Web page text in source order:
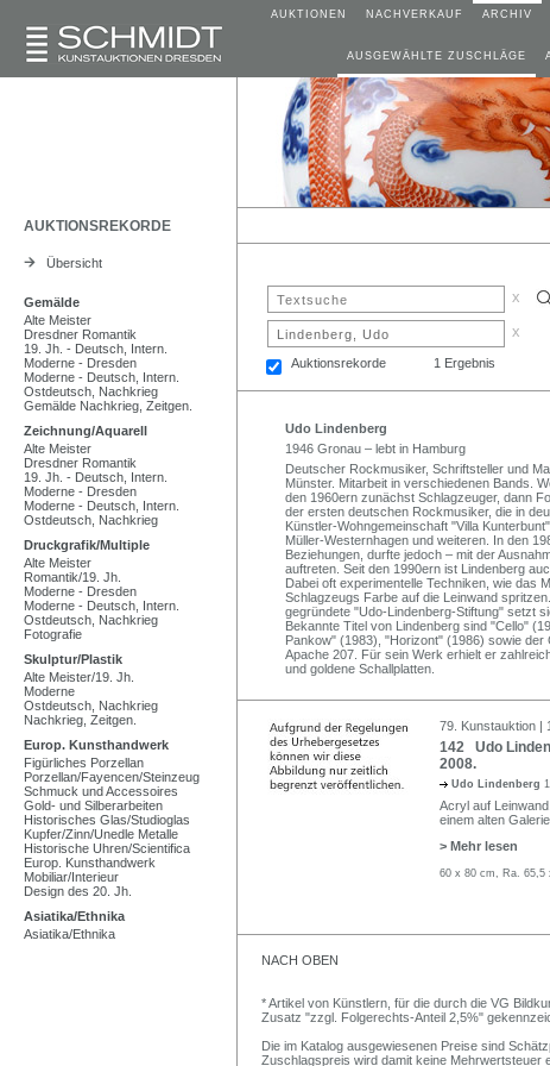
AUKTIONEN NACHVERKAUF ARCHIV
AUSGEWÄHLTE ZUSCHLÄGE
AUKTIONSREKORDE
Übersicht
Gemälde
Alte Meister
Dresdner Romantik
19. Jh. - Deutsch, Intern.
Moderne - Dresden
Moderne - Deutsch, Intern.
Ostdeutsch, Nachkrieg
Gemälde Nachkrieg, Zeitgen.
Zeichnung/Aquarell
Alte Meister
Dresdner Romantik
19. Jh. - Deutsch, Intern.
Moderne - Dresden
Moderne - Deutsch, Intern.
Ostdeutsch, Nachkrieg
Druckgrafik/Multiple
Alte Meister
Romantik/19. Jh.
Moderne - Dresden
Moderne - Deutsch, Intern.
Ostdeutsch, Nachkrieg
Fotografie
Skulptur/Plastik
Alte Meister/19. Jh.
Moderne
Ostdeutsch, Nachkrieg
Nachkrieg, Zeitgen.
Europ. Kunsthandwerk
Figürliches Porzellan
Porzellan/Fayencen/Steinzeug
Schmuck und Accessoires
Gold- und Silberarbeiten
Historisches Glas/Studioglas
Kupfer/Zinn/Unedle Metalle
Historische Uhren/Scientifica
Europ. Kunsthandwerk
Mobiliar/Interieur
Design des 20. Jh.
Asiatika/Ethnika
Asiatika/Ethnika
x
x
Auktionsrekorde 1 Ergebnis
Udo Lindenberg
1946 Gronau – lebt in Hamburg
Deutscher Rockmusiker, Schriftsteller und
Münster. Mitarbeit in verschiedenen Bands.
den 1960ern zunächst Schlagzeuger, dann
der ersten deutschen Rockmusiker, die in
Künstler-Wohngemeinschaft "Villa
Müller-Westernhagen und weiteren. In den
Beziehungen, durfte jedoch – mit der
auftreten. Seit den 1990ern ist Lindenberg
Dabei oft experimentelle Techniken, wie das
Schlagzeugs Farbe auf die Leinwand
gegründete "Udo-Lindenberg-Stiftung" setzt
Bekannte Titel von Lindenberg sind "Cello"
Pankow" (1983), "Horizont" (1986) sowie
Apache 207. Für sein Werk erhielt er
und goldene Schallplatten.
79. Kunstauktion |
142 Udo
2008.
Udo Lindenberg
Acryl auf
einem alten
> Mehr lesen
60 x 80 cm, Ra. 65,5
NACH OBEN
* Artikel von Künstlern, für die durch die VG
Zusatz "zzgl. Folgerechts-Anteil 2,5%"
Die im Katalog ausgewiesenen Preise sind
Zuschlagspreis wird damit keine Mehrwertsteuer